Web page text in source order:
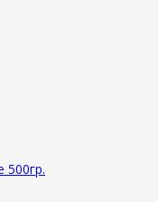
500гр.